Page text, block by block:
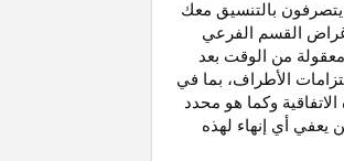
يتصرفون بالتنسيق معك
القسم الفرعي
معقولة من الوقت بعد
الأطراف، بما في
وكما هو محدد
يعفي أي إنهاء لهذه